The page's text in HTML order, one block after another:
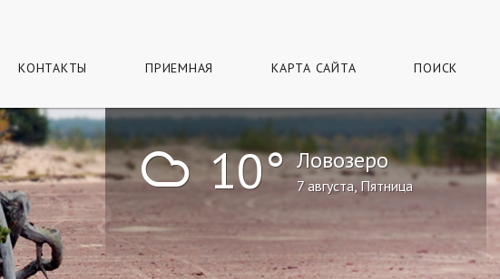
КОНТАКТЫ ПРИЕМНАЯ КАРТА САЙТА ПОИСК
! 10° Ловозеро
7 августа, Пятница